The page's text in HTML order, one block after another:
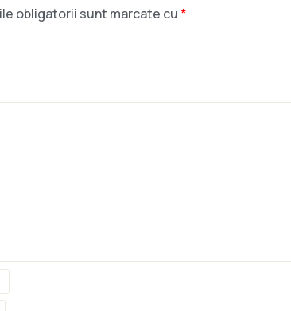
obligatorii sunt marcate cu *